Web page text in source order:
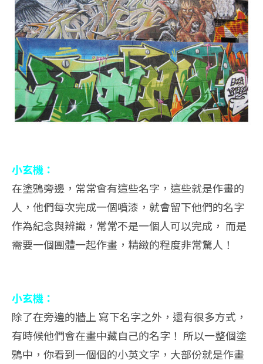
小玄機：
在塗鴉旁邊，常常會有這些名字，這些就是作畫的
人，他們每次完成一個噴漆，就會留下他們的名字
作為紀念與辨識，常常不是一個人可以完成， 而是
需要一個團體一起作畫，精緻的程度非常驚人！
小玄機：
除了在旁邊的牆上 寫下名字之外，還有很多方式，
有時候他們會在畫中藏自己的名字！ 所以一整個塗
鴉中，你看到一個個的小英文字，大部份就是作畫